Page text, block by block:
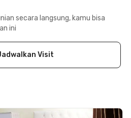
secara langsung, kamu bisa
ini
Visit